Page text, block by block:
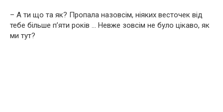
– А ти що та як? Пропала назовсім, ніяких весточек від
тебе більше п’яти років … Невже зовсім не було цікаво, як
ми тут?